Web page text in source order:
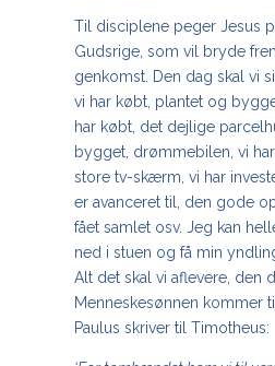
Til disciplene peger Jesus
Gudsrige, som vil bryde
genkomst. Den dag skal vi
vi har købt, plantet og
har købt, det dejlige
bygget, drømmebilen, vi
store tv-skærm, vi har
er avanceret til, den gode
fået samlet osv. Jeg kan
ned i stuen og få min
Alt det skal vi aflevere, den
Menneskesønnen kommer
Paulus skriver til Timotheus: